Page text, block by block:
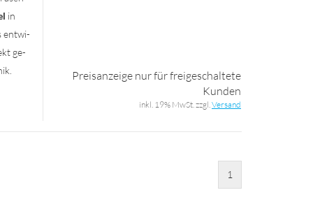
in
ent­wi­
ge­
Preisanzeige nur für freigeschaltete
Kunden
inkl. 19% MwSt. zzgl.Versand
1